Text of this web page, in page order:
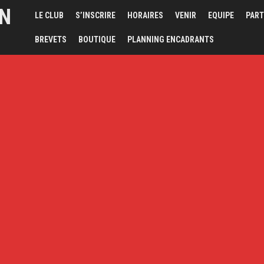
LE CLUB S’INSCRIRE HORAIRES VENIR EQUIPE
BREVETS BOUTIQUE PLANNING ENCADRANTS